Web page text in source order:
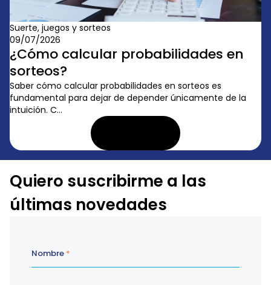
Suerte, juegos y sorteos
09/07/2026
¿Cómo calcular probabilidades en
sorteos?
Saber cómo calcular probabilidades en sorteos es
fundamental para dejar de depender únicamente de la
intuición. C...
Quiero suscribirme a las
últimas novedades